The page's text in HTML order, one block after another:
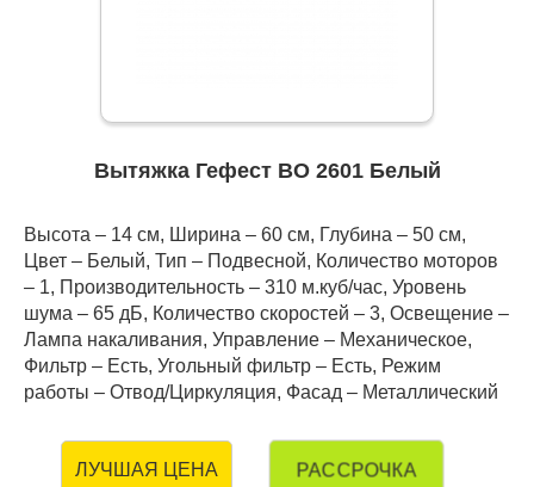
Вытяжка Гефест ВО 2601 Белый
Высота – 14 см, Ширина – 60 см, Глубина – 50 см,
Цвет – Белый, Тип – Подвесной, Количество моторов
– 1, Производительность – 310 м.куб/час, Уровень
шума – 65 дБ, Количество скоростей – 3, Освещение –
Лампа накаливания, Управление – Механическое,
Фильтр – Есть, Угольный фильтр – Есть, Режим
работы – Отвод/Циркуляция, Фасад – Металлический
ЛУЧШАЯ ЦЕНА РАССРОЧКА